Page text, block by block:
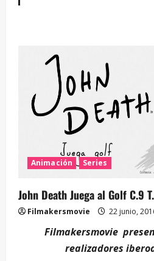
Animación Series
John Death Juega al Golf C.9
Filmakersmovie 22 junio,
Filmakersmovie
realizadores